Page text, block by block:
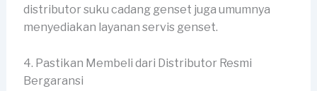
distributor suku cadang genset juga umumnya
menyediakan layanan servis genset.
4. Pastikan Membeli dari Distributor Resmi
Bergaransi